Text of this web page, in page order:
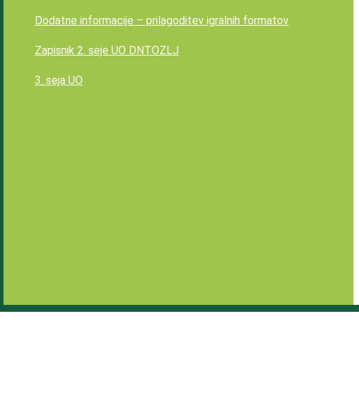
Dodatne informacije – prilagoditev igralnih formatov
Zapisnik 2. seje UO DNTOZLJ
3. seja UO